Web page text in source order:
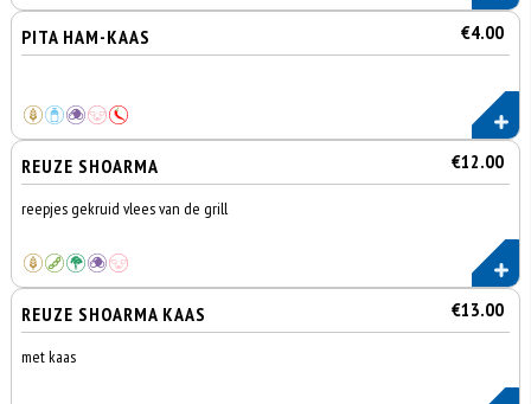
PITA HAM-KAAS €4.00
REUZE SHOARMA €12.00
reepjes gekruid vlees van de grill
REUZE SHOARMA KAAS €13.00
met kaas